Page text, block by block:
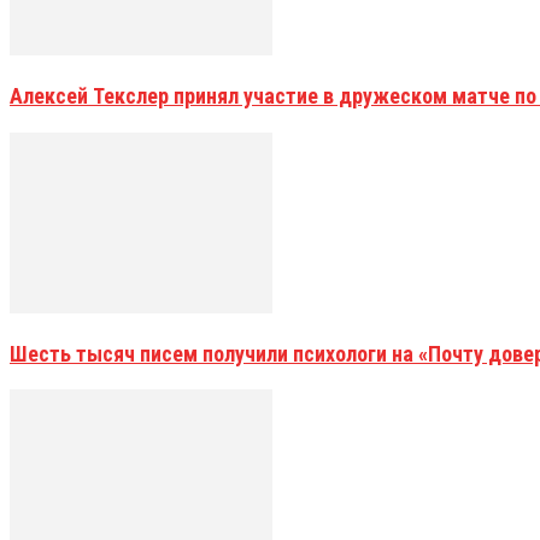
Алексей Текслер принял участие в дружеском матче по
Шесть тысяч писем получили психологи на «Почту